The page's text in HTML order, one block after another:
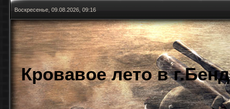
Воскресенье, 09.08.2026, 09:16
Кровавое лето в